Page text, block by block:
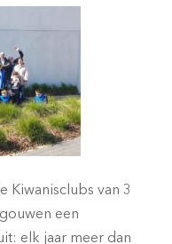
Kiwanisclubs van 3
een
elk jaar meer dan